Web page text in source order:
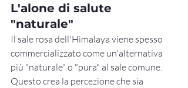
L'alone di salute
"naturale"
Il sale rosa dell'Himalaya viene spesso
commercializzato come un'alternativa
più "naturale" o "pura" al sale comune.
Questo crea la percezione che sia